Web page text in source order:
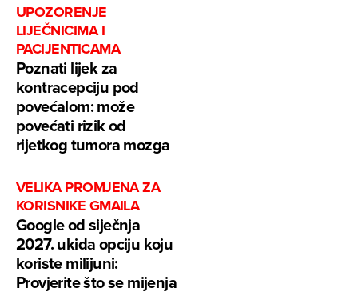
UPOZORENJE
LIJEČNICIMA I
PACIJENTICAMA
Poznati lijek za
kontracepciju pod
povećalom: može
povećati rizik od
rijetkog tumora mozga
VELIKA PROMJENA ZA
KORISNIKE GMAILA
Google od siječnja
2027. ukida opciju koju
koriste milijuni:
Provjerite što se mijenja